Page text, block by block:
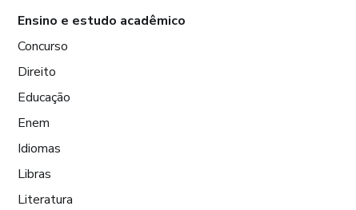
Ensino e estudo acadêmico
Concurso
Direito
Educação
Enem
Idiomas
Libras
Literatura